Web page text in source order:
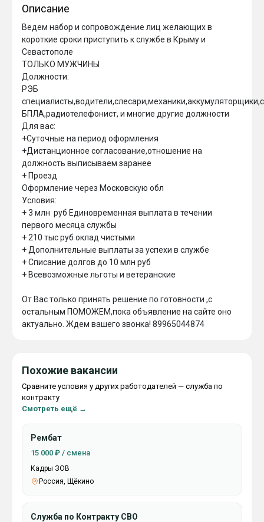
Описание
Ведем набор и сопровождение лиц желающих в
короткие сроки приступить к службе в Крыму и
Севастополе
ТОЛЬКО МУЖЧИНЫ
Должности:
РЭБ
БПЛА,радиотелефонист, и многие другие должности
Для вас:
+Суточные на период оформления
+Дистанционное согласование,отношение на
должность выписываем заранее
+ Проезд
Оформление через Московскую обл
Условия:
+ 3 млн  руб Единовременная выплата в течении
первого месяца службы
+ 210 тыс руб оклад чистыми
+ Дополнительные выплаты за успехи в службе
+ Списание долгов до 10 млн руб
+ Всевозможные льготы и ветеранские
От Вас только принять решение по готовности ,с
остальным ПОМОЖЕМ,пока объявление на сайте оно
актуально. Ждем вашего звонка! 89965044874
Похожие вакансии
Сравните условия у других работодателей — служба по
контракту
Смотреть ещё →
Рембат
15 000 ₽ / смена
Кадры ЗОВ
Россия, Щёкино
Служба по Контракту СВО